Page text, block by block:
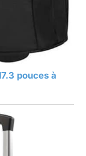
pouces à